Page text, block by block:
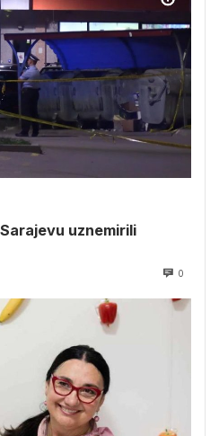
uznemirili
0